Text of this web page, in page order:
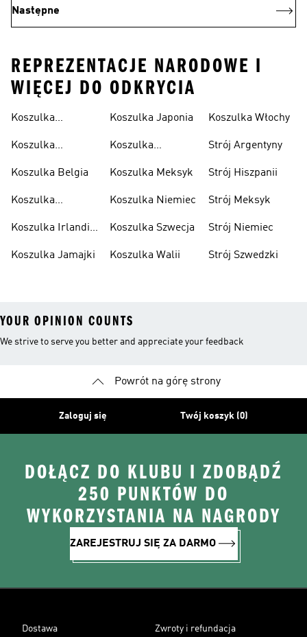
Następne
REPREZENTACJE NARODOWE I
WIĘCEJ DO ODKRYCIA
Koszulka
Koszulka
Koszulka Belgia
Koszulka
Koszulka Irlandii
Koszulka Jamajki
Koszulka Japonia
Koszulka
Koszulka Meksyk
Koszulka Niemiec
Koszulka Szwecja
Koszulka Walii
Koszulka Włochy
Strój Argentyny
Strój Hiszpanii
Strój Meksyk
Strój Niemiec
Strój Szwedzki
YOUR OPINION COUNTS
We strive to serve you better and appreciate your feedback
Powrót na górę strony
Zaloguj się Twój koszyk (0)
DOŁĄCZ DO KLUBU I ZDOBĄDŹ
250 PUNKTÓW DO
WYKORZYSTANIA NA NAGRODY
ZAREJESTRUJ SIĘ ZA DARMO
Dostawa Zwroty i refundacja